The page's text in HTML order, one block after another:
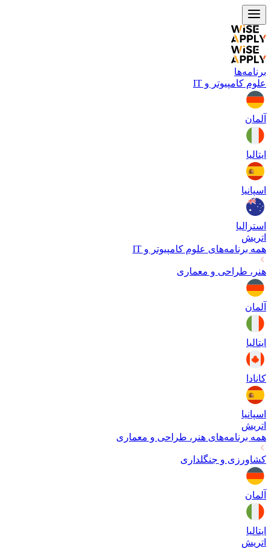
برنامه‌ها
علوم کامپیوتر و IT
آلمان
ایتالیا
اسپانیا
استرالیا
اتریش
همه برنامه‌های علوم کامپیوتر و IT
هنر، طراحی و معماری
آلمان
ایتالیا
کانادا
اسپانیا
اتریش
همه برنامه‌های هنر، طراحی و معماری
کشاورزی و جنگلداری
آلمان
ایتالیا
اتریش